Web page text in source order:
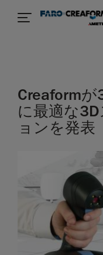
Creaform
に最適な
ョンを発表